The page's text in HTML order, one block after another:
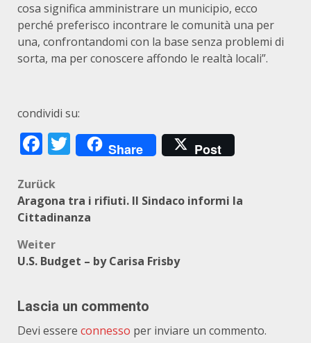
cosa significa amministrare un municipio, ecco
perché preferisco incontrare le comunità una per
una, confrontandomi con la base senza problemi di
sorta, ma per conoscere affondo le realtà locali”.
condividi su:
Facebook
Twitter
Share Post
Beitragsnavigation
Zurück
Aragona tra i rifiuti. Il Sindaco informi la
Cittadinanza
Weiter
U.S. Budget – by Carisa Frisby
Lascia un commento
Devi essere connesso per inviare un commento.